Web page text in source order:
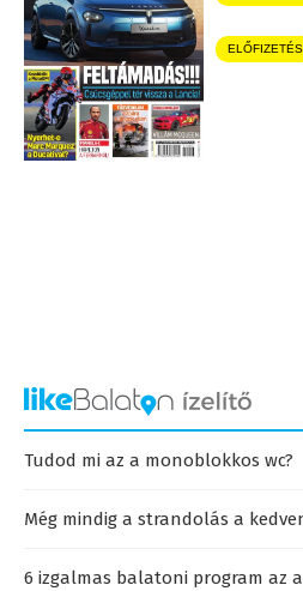
ELŐFIZETÉS
Tudod mi az a monoblokkos wc?
Még mindig a strandolás a
6 izgalmas balatoni program az